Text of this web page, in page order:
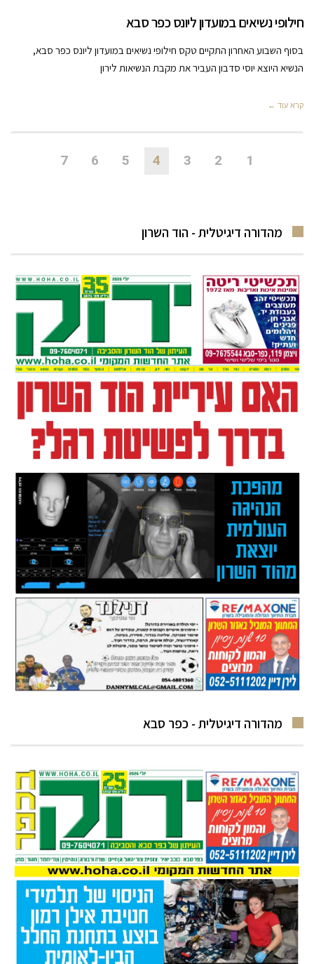
חילופי נשיאים במועדון ליונס כפר סבא
בסוף השבוע האחרון התקיים טקס חילופי נשיאים במועדון ליונס כפר סבא,
הנשיא היוצא יוסי סדבון העביר את מקבת הנשיאות לירון
קרא עוד ←
1
2
3
4
5
6
7
מהדורה דיגיטלית - הוד השרון
מהדורה דיגיטלית - כפר סבא